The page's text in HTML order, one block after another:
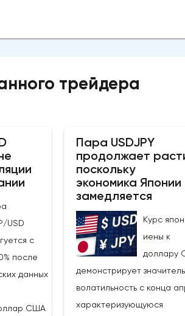
трейдера
USD
с
после
данных
США
Пара USDJPY
продолжает
поскольку
экономика Японии
замедляется
Курс
иены к
доллару
демонстрирует
волатильность с конца
характеризующуюся